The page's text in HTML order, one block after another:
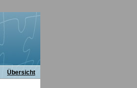
Übersicht